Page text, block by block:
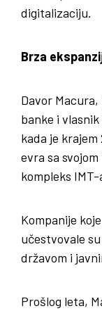
digitalizaciju.
Brza
Davor
banke i
kada je krajem
evra sa
kompleks
Kompanije
učestvovale
državom i
Prošlog leta,